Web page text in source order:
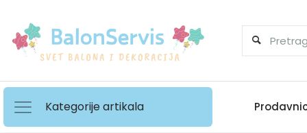
Kategorije artikala